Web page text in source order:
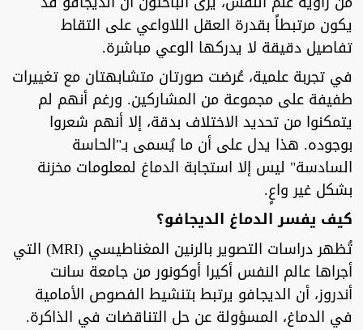
يكون مرتبطاً بقدرة العقل اللاواعي على التقاط
تفاصيل دقيقة لا يدركها الوعي مباشرة.
في تجربة علمية، عُرضت صورتان متشابهتان مع تغييرات
طفيفة على مجموعة من المشاركين. ورغم أنهم لم
يتمكنوا من تحديد الاختلاف بدقة، إلا أنهم شعروا
بوجوده. هذا يدل على أن ما يُسمى بـ"الحاسة
السادسة" ليس إلا استجابة الدماغ لمعلومات مخزنة
بشكل غير واعٍ.
كيف يفسر الدماغ الديجافو؟
تُظهر دراسات التصوير بالرنين المغناطيسي (MRI) التي
أجراها عالم النفس أكيرا أوكونور من جامعة سانت
أندروز، أن الديجافو يرتبط بتنشيط الفصوص الأمامية
في الدماغ، المسؤولة عن حل التناقضات في الذاكرة.